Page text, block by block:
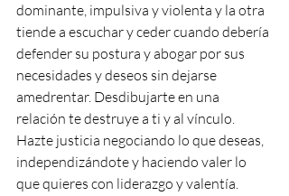
dominante, impulsiva y violenta y la otra
tiende a escuchar y ceder cuando debería
defender su postura y abogar por sus
necesidades y deseos sin dejarse
amedrentar. Desdibujarte en una
relación te destruye a ti y al vínculo.
Hazte justicia negociando lo que deseas,
independizándote y haciendo valer lo
que quieres con liderazgo y valentía.